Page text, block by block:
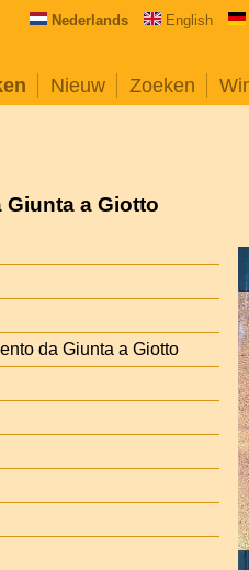
Nederlands English
Nieuw Zoeken
a Giotto
da Giunta a Giotto